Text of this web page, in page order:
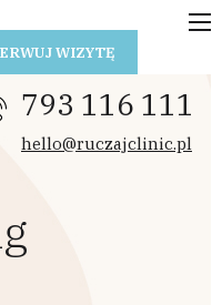
WIZYTĘ
793 116 111
hello@ruczajclinic.pl